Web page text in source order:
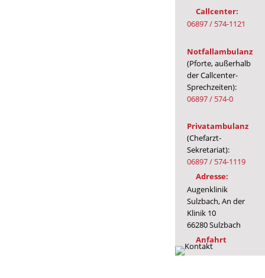
Callcenter:
06897 / 574-1121
Notfallambulanz
(Pforte, außerhalb
der Callcenter-
Sprechzeiten):
06897 / 574-0
Privatambulanz
(Chefarzt-
Sekretariat):
06897 / 574-1119
Adresse:
Augenklinik
Sulzbach, An der
Klinik 10
66280 Sulzbach
Anfahrt